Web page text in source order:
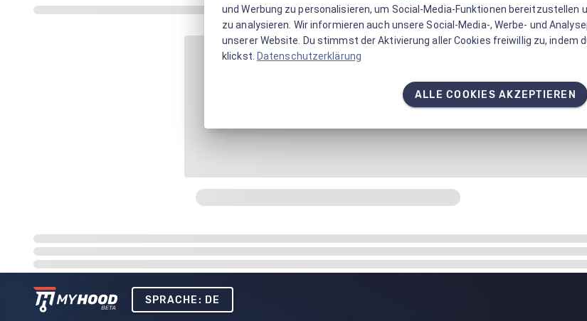
SPRACHE: DE
und Werbung zu personalisieren, um Social-Media-Funktionen bereitzustellen
zu analysieren. Wir informieren auch unsere Social-Media-, Werbe- und
unserer Website. Du stimmst der Aktivierung aller Cookies freiwillig zu, indem
klickst. Datenschutzerklärung
ALLE COOKIES AKZEPTIEREN